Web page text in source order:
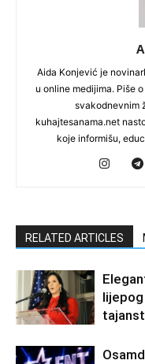
Aida Konjević je
u online medijima. Piše
svakodnevnim
kuhajtesanama.net
koje informišu,
RELATED ARTICLES